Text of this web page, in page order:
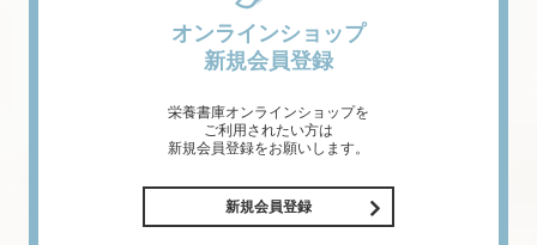
オンラインショップ
新規会員登録
栄養書庫オンラインショップを
ご利用されたい方は
新規会員登録をお願いします。
新規会員登録